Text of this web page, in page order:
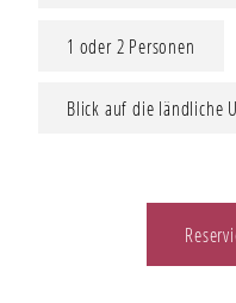
1 oder 2 Personen
Blick auf die ländliche